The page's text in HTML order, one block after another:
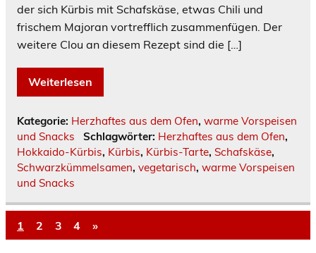
der sich Kürbis mit Schafskäse, etwas Chili und
frischem Majoran vortrefflich zusammenfügen. Der
weitere Clou an diesem Rezept sind die […]
Weiterlesen
Kategorie: Herzhaftes aus dem Ofen, warme Vorspeisen
und Snacks
Schlagwörter: Herzhaftes aus dem Ofen,
Hokkaido-Kürbis, Kürbis, Kürbis-Tarte, Schafskäse,
Schwarzkümmelsamen, vegetarisch, warme Vorspeisen
und Snacks
1 2 3 4 »